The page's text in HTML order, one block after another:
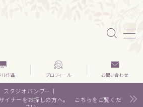
ル作品 プロフィール お問い合わせ
スタジオバンブー｜
イナーをお探しの方へ。 こちらをご覧くだ